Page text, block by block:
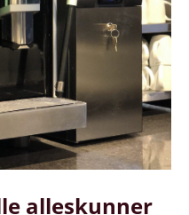
alleskunner